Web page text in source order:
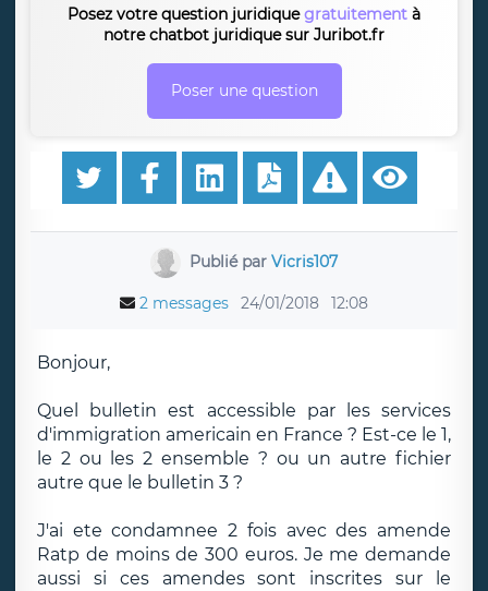
Posez votre question juridiquegratuitement à
notre chatbot juridique sur Juribot.fr
Poser une question
Publié par Vicris107
2 messages 24/01/2018 12:08
Bonjour,
Quel bulletin est accessible par les services
d'immigration americain en France ? Est-ce le 1,
le 2 ou les 2 ensemble ? ou un autre fichier
autre que le bulletin 3 ?
J'ai ete condamnee 2 fois avec des amende
Ratp de moins de 300 euros. Je me demande
aussi si ces amendes sont inscrites sur le